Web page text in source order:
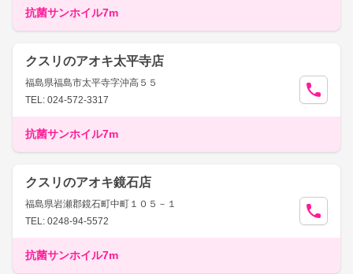
抗菌サンホイル7m
クスリのアオキ太平寺店
福島県福島市太平寺字沖高５５
TEL: 024-572-3317
抗菌サンホイル7m
クスリのアオキ鏡石店
福島県岩瀬郡鏡石町中町１０５－１
TEL: 0248-94-5572
抗菌サンホイル7m